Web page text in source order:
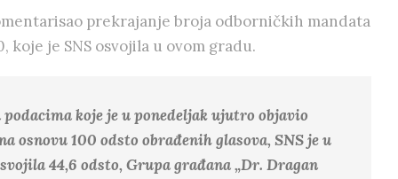
prekrajanje broja odborničkih mandata
koje je SNS osvojila u ovom gradu.
podacima koje je u ponedeljak ujutro objavio
osnovu 100 odsto obrađenih glasova, SNS je u
44,6 odsto, Grupa građana „Dr. Dragan